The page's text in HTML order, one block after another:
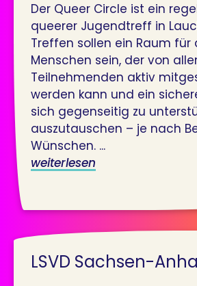
Der Queer Circle ist ein
queerer Jugendtreff in
Treffen sollen ein Raum für
Menschen sein, der von
Teilnehmenden aktiv
werden kann und ein
sich gegenseitig zu
auszutauschen – je nach
Wünschen. ...
weiterlesen
LSVD Sachsen-